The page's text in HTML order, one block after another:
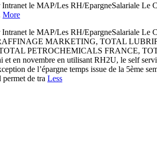
le MAP/Les RH/EpargneSalariale Le
More
le MAP/Les RH/EpargneSalariale Le
MARKETING, TOTAL
PETROCHEMICALS FRANCE,
en novembre en utilisant RH2U, le self
de l’épargne temps issue de la 5ème
permet de tra Less